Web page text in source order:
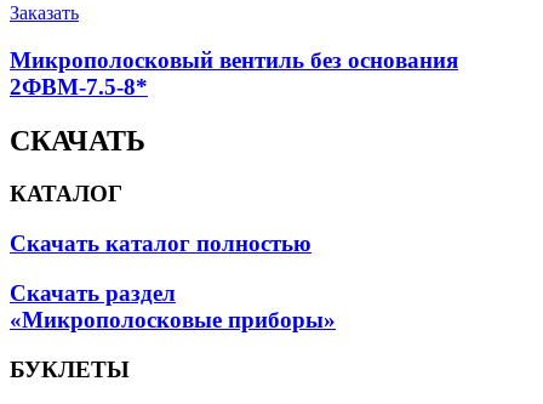
Заказать
Микрополосковый вентиль без основания
2ФВМ-7.5-8*
СКАЧАТЬ
КАТАЛОГ
Скачать каталог полностью
Скачать раздел
«Микрополосковые приборы»
БУКЛЕТЫ